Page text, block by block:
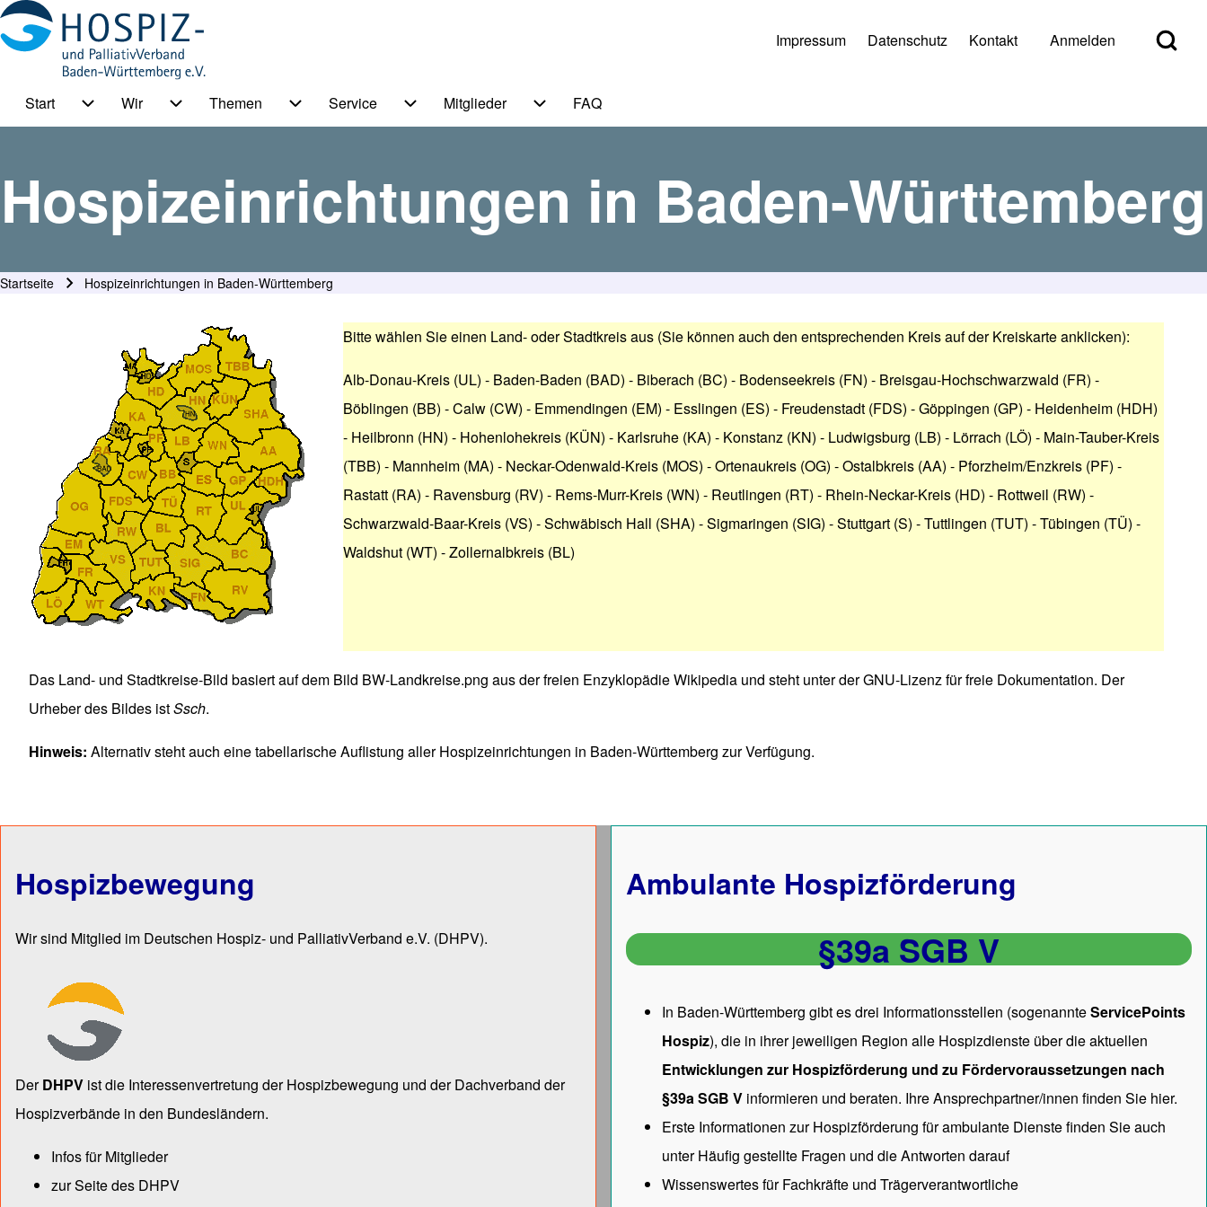
Suche Schließen
Open Search
User account menu
Impressum Datenschutz Kontakt Anmelden
HPV BW Hauptmenu
Start Wir Themen
Unternavigation von Themen
Service
Unternavigation von Service
Mitglieder FAQ
Hospizeinrichtungen in Baden-Württemberg
Startseite Hospizeinrichtungen in Baden-Württemberg
Bitte wählen Sie einen Land- oder Stadtkreis aus (Sie können auch den entsprechenden Kreis auf der Kreiskarte anklicken):
Alb-Donau-Kreis (UL) - Baden-Baden (BAD) - Biberach (BC) - Bodenseekreis (FN) - Breisgau-Hochschwarzwald (FR) -
Böblingen (BB) -Calw (CW) - Emmendingen (EM) - Esslingen (ES) - Freudenstadt (FDS) -Göppingen (GP) - Heidenheim (HDH)
- Heilbronn (HN) - Hohenlohekreis (KÜN) - Karlsruhe (KA) - Konstanz (KN) - Ludwigsburg (LB) - Lörrach (LÖ) - Main-Tauber-Kreis
(TBB) - Mannheim (MA) - Neckar-Odenwald-Kreis (MOS) -Ortenaukreis (OG) -Ostalbkreis (AA) - Pforzheim/Enzkreis (PF) -
Rastatt (RA) - Ravensburg (RV) - Rems-Murr-Kreis (WN) - Reutlingen (RT) - Rhein-Neckar-Kreis (HD) - Rottweil (RW) -
Schwarzwald-Baar-Kreis (VS) -Schwäbisch Hall (SHA) -Sigmaringen (SIG) -Stuttgart (S) -Tuttlingen (TUT) -Tübingen (TÜ) -
Waldshut (WT) -Zollernalbkreis (BL)
Das Land- und Stadtkreise-Bild basiert auf dem Bild BW-Landkreise.png aus der freien EnzyklopädieWikipedia und steht unter derGNU-Lizenz für freie Dokumentation. Der
Urheber des Bildes istSsch.
Hinweis: Alternativ steht auch eine tabellarischeAuflistung aller Hospizeinrichtungen in Baden-Württemberg zur Verfügung.
Hospizbewegung
Wir sind Mitglied im Deutschen Hospiz- und PalliativVerband e.V. (DHPV).
DerDHPV ist die Inter­essen­ver­tre­tung der Hospiz­bewegung und der Dach­verband der
Hospiz­verbände in den Bun­des­län­dern.
Infos für Mitglieder
zur Seite des DHPV
Ambulante Hospizförderung
§39a SGB V
In Baden-Württemberg gibt es drei Informationsstellen (sogenannteServicePoints
Hospiz), die in ihrer jeweiligen Region alle Hospizdienste über die aktuellen
Entwicklungen zur Hospizförderung und zu Fördervoraussetzungen nach
§39a SGB V informieren und beraten. Ihre Ansprechpartner/innen finden Sie hier.
Erste Informationen zur Hospizförderung für ambulante Dienste finden Sie auch
unterHäufig gestellte Fragen und die Antworten darauf
Wissenswertes für Fachkräfte und Trägerverantwortliche